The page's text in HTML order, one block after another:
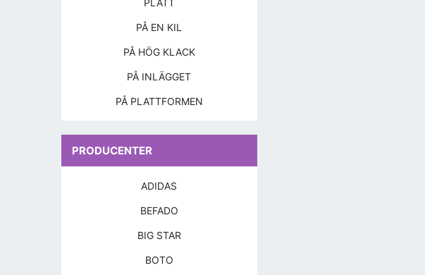
PLATT
PÅ EN KIL
PÅ HÖG KLACK
PÅ INLÄGGET
PÅ PLATTFORMEN
PRODUCENTER
ADIDAS
BEFADO
BIG STAR
BOTO